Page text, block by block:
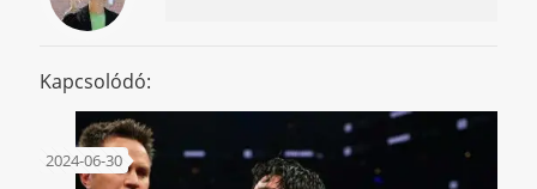
Kapcsolódó:
2024-06-30